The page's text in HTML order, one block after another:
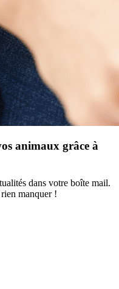
animaux grâce à
dans votre boîte mail.
manquer !